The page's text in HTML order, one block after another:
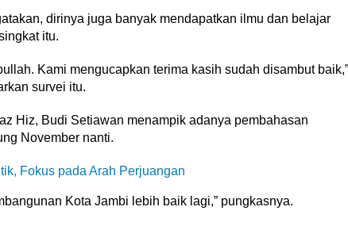
dirinya juga banyak mendapatkan ilmu dan belajar
itu.
Kami mengucapkan terima kasih sudah disambut baik,”
survei itu.
Hiz, Budi Setiawan menampik adanya pembahasan
November nanti.
Fokus pada Arah Perjuangan
Kota Jambi lebih baik lagi,” pungkasnya.